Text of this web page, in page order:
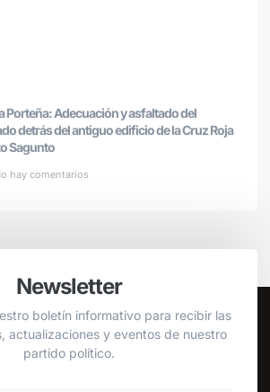
Porteña: Adecuación y asfaltado del
detrás del antiguo edificio de la Cruz Roja
Sagunto
hay comentarios
Newsletter
boletín informativo para recibir las
actualizaciones y eventos de nuestro
partido político.